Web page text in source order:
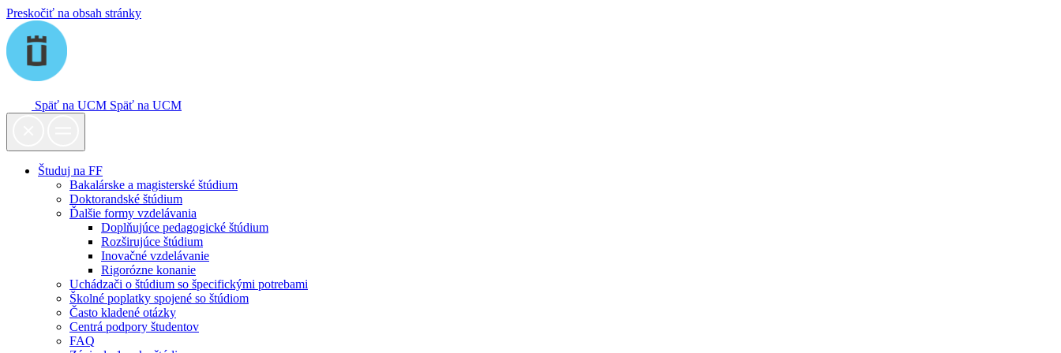
Preskočiť na obsah stránky
Späť na UCM Späť na UCM
Študuj na FF
Bakalárske a magisterské štúdium
Doktorandské štúdium
Ďalšie formy vzdelávania
Doplňujúce pedagogické štúdium
Rozširujúce štúdium
Inovačné vzdelávanie
Rigorózne konanie
Uchádzači o štúdium so špecifickými potrebami
Školné poplatky spojené so štúdiom
Často kladené otázky
Centrá podpory študentov
FAQ